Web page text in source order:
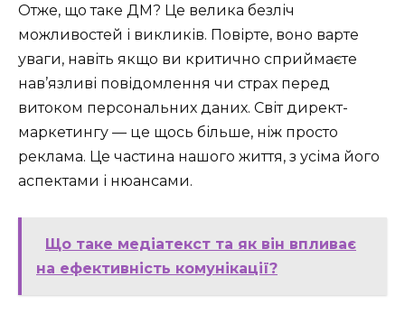
Отже, що таке ДМ? Це велика безліч
можливостей і викликів. Повірте, воно варте
уваги, навіть якщо ви критично сприймаєте
нав’язливі повідомлення чи страх перед
витоком персональних даних. Світ директ-
маркетингу — це щось більше, ніж просто
реклама. Це частина нашого життя, з усіма його
аспектами і нюансами.
Що таке медіатекст та як він впливає
на ефективність комунікації?